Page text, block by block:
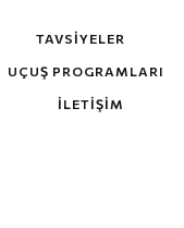
TAVSIYELER
UÇUŞ PROGRAMLARI
İLETIŞIM